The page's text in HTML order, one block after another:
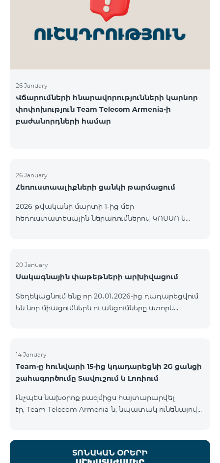
վճարահաշվարկային ընկերությունների կողմից
Team Telecom Armenia-ին առաջարկված
պայմանները ենթադրում էին ծառայությունների
26 January
Վճարումների հնարավորությունների կարևոր
փոփոխություն Team Telecom Armenia-ի
բաժանորդների համար
26 January
Հեռուստաալիքների ցանկի թարմացում
2026 թվականի մարտի 1-ից մեր
հեռուստատեսային ներառումներով ԿՈՍՄՈ և
մուլտիպլեքս հեռուստաալիքները հասանելի
կլինեն միայն այն մարզերում, որտեղ դրանց
մարմինների պահանջների։ Այս փոփոխությունը
իրականացվում է հեռուստատեսային հարթակի
ցանկը ըստ մարզեր
20 January
Սակագնային փաթեթների արխիվացում
Տեղեկացնում ենք որ 20․01․2026-ից դադարեցվում
են նոր միացումներն ու անցումները ստորև
14 January
Team-ը հունվարի 15-ից կդադարեցնի 2G ցանցի
շահագործումը Տավուշում և Լոռիում
Ւնչպես նախօրոք բազմիցս հայտարարվել
էր, Team Telecom Armenia-ն, նպատակ ունենալով
կունենա փուլային տարբերակով: Առաջին փուլով